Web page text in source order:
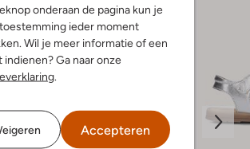
onderaan de pagina kun je
ieder moment
Wil je meer informatie of een
indienen? Ga naar onze
.
Accepteren
Laatste maten